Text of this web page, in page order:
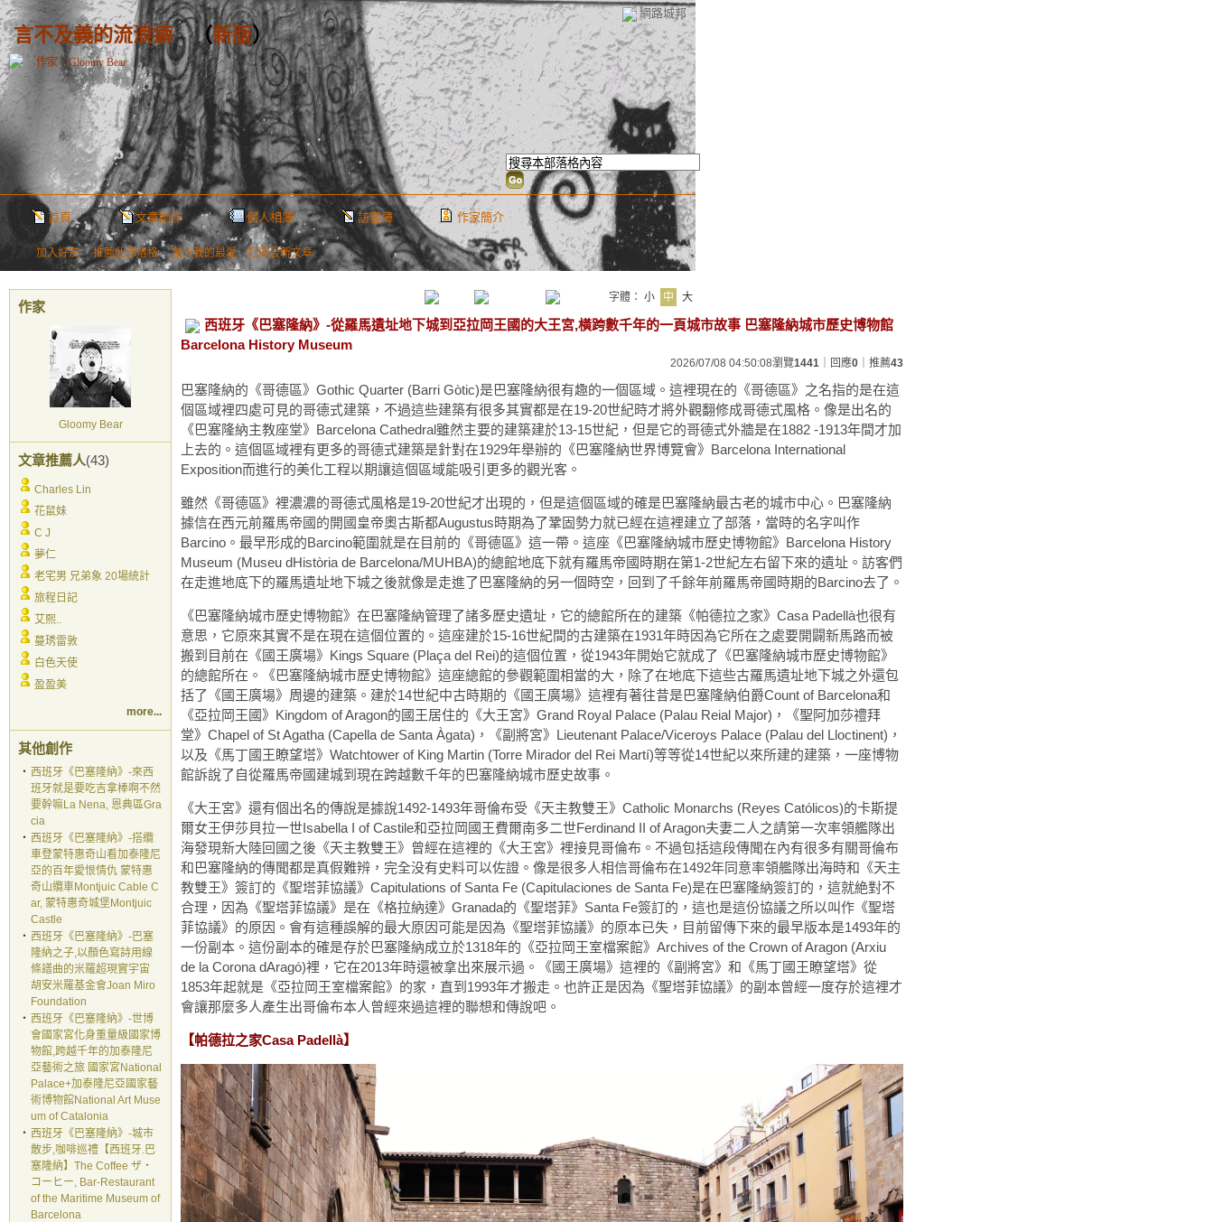
網路城邦
言不及義的流浪癖（新版）
首頁 文章創作 個人相簿 訪客簿 作家簡介
加入好友｜ 推薦此部落格｜加入我的最愛｜訂閱最新文章
作家：Gloomy Bear
作家
Gloomy Bear
文章推薦人(43)
Charles Lin
花鼠妹
C J
夢仁
老宅男 兄弟象 20場統計
旅程日記
艾熙..
蔓琇雷敦
白色天使
盈盈美
more...
其他創作
‧ 西班牙《巴塞隆納》-來西
班牙就是要吃吉拿棒啊不然
要幹嘛La Nena, 恩典區Gra
cia
‧ 西班牙《巴塞隆納》-搭纜
車登蒙特惠奇山看加泰隆尼
亞的百年愛恨情仇 蒙特惠
奇山纜車Montjuic Cable C
ar, 蒙特惠奇城堡Montjuic
Castle
‧ 西班牙《巴塞隆納》-巴塞
隆納之子,以顏色寫詩用線
條譜曲的米羅超現實宇宙
胡安米羅基金會Joan Miro
Foundation
‧ 西班牙《巴塞隆納》-世博
會國家宮化身重量級國家博
物館,跨越千年的加泰隆尼
亞藝術之旅 國家宮National
Palace+加泰隆尼亞國家藝
術博物館National Art Muse
um of Catalonia
‧ 西班牙《巴塞隆納》-城市
散步,咖啡巡禮【西班牙.巴
塞隆納】The Coffee ザ・
コーヒー, Bar-Restaurant
of the Maritime Museum of
Barcelona
字體： 小 中 大
西班牙《巴塞隆納》-從羅馬遺址地下城到亞拉岡王國的大王宮,橫跨數千年的一頁城市故事 巴塞隆納城市歷史博物館
Barcelona History Museum
2026/07/08 04:50:08瀏覽1441 ｜回應0 ｜推薦43
巴塞隆納的《哥德區》Gothic Quarter (Barri Gòtic)是巴塞隆納很有趣的一個區域。這裡現在的《哥德區》之名指的是在這
個區域裡四處可見的哥德式建築，不過這些建築有很多其實都是在19-20世紀時才將外觀翻修成哥德式風格。像是出名的
《巴塞隆納主教座堂》Barcelona Cathedral雖然主要的建築建於13-15世紀，但是它的哥德式外牆是在1882 -1913年間才加
上去的。這個區域裡有更多的哥德式建築是針對在1929年舉辦的《巴塞隆納世界博覽會》Barcelona International
Exposition而進行的美化工程以期讓這個區域能吸引更多的觀光客。
雖然《哥德區》裡濃濃的哥德式風格是19-20世紀才出現的，但是這個區域的確是巴塞隆納最古老的城市中心。巴塞隆納
據信在西元前羅馬帝國的開國皇帝奧古斯都Augustus時期為了鞏固勢力就已經在這裡建立了部落，當時的名字叫作
Barcino。最早形成的Barcino範圍就是在目前的《哥德區》這一帶。這座《巴塞隆納城市歷史博物館》Barcelona History
Museum (Museu dHistòria de Barcelona/MUHBA)的總館地底下就有羅馬帝國時期在第1-2世紀左右留下來的遺址。訪客們
在走進地底下的羅馬遺址地下城之後就像是走進了巴塞隆納的另一個時空，回到了千餘年前羅馬帝國時期的Barcino去了。
《巴塞隆納城市歷史博物館》在巴塞隆納管理了諸多歷史遺址，它的總館所在的建築《帕德拉之家》Casa Padellà也很有
意思，它原來其實不是在現在這個位置的。這座建於15-16世紀間的古建築在1931年時因為它所在之處要開闢新馬路而被
搬到目前在《國王廣場》Kings Square (Plaça del Rei)的這個位置，從1943年開始它就成了《巴塞隆納城市歷史博物館》
的總館所在。《巴塞隆納城市歷史博物館》這座總館的參觀範圍相當的大，除了在地底下這些古羅馬遺址地下城之外還包
括了《國王廣場》周邊的建築。建於14世紀中古時期的《國王廣場》這裡有著往昔是巴塞隆納伯爵Count of Barcelona和
《亞拉岡王國》Kingdom of Aragon的國王居住的《大王宮》Grand Royal Palace (Palau Reial Major)，《聖阿加莎禮拜
堂》Chapel of St Agatha (Capella de Santa Àgata)，《副將宮》Lieutenant Palace/Viceroys Palace (Palau del Lloctinent)，
以及《馬丁國王瞭望塔》Watchtower of King Martin (Torre Mirador del Rei Martí)等等從14世紀以來所建的建築，一座博物
館訴說了自從羅馬帝國建城到現在跨越數千年的巴塞隆納城市歷史故事。
《大王宮》還有個出名的傳說是據說1492-1493年哥倫布受《天主教雙王》Catholic Monarchs (Reyes Católicos)的卡斯提
爾女王伊莎貝拉一世Isabella I of Castile和亞拉岡國王費爾南多二世Ferdinand II of Aragon夫妻二人之請第一次率領艦隊出
海發現新大陸回國之後《天主教雙王》曾經在這裡的《大王宮》裡接見哥倫布。不過包括這段傳聞在內有很多有關哥倫布
和巴塞隆納的傳聞都是真假難辨，完全没有史料可以佐證。像是很多人相信哥倫布在1492年同意率領艦隊出海時和《天主
教雙王》簽訂的《聖塔菲協議》Capitulations of Santa Fe (Capitulaciones de Santa Fe)是在巴塞隆納簽訂的，這就絶對不
合理，因為《聖塔菲協議》是在《格拉納達》Granada的《聖塔菲》Santa Fe簽訂的，這也是這份協議之所以叫作《聖塔
菲協議》的原因。會有這種誤解的最大原因可能是因為《聖塔菲協議》的原本已失，目前留傳下來的最早版本是1493年的
一份副本。這份副本的確是存於巴塞隆納成立於1318年的《亞拉岡王室檔案館》Archives of the Crown of Aragon (Arxiu
de la Corona dAragó)裡，它在2013年時還被拿出來展示過。《國王廣場》這裡的《副將宮》和《馬丁國王瞭望塔》從
1853年起就是《亞拉岡王室檔案館》的家，直到1993年才搬走。也許正是因為《聖塔菲協議》的副本曾經一度存於這裡才
會讓那麼多人產生出哥倫布本人曾經來過這裡的聯想和傳說吧。
【帕德拉之家Casa Padellà】